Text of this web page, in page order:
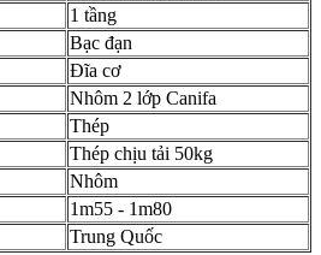
1 tầng
Bạc đạn
Đĩa cơ
Nhôm 2 lớp Canifa
Thép
Thép chịu tải 50kg
Nhôm
1m55 - 1m80
Trung Quốc